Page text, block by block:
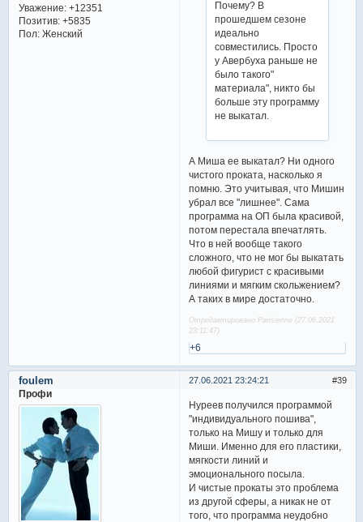
Уважение: +12351
Позитив: +5835
Пол:Женский
Почему? В
прошедшем сезоне
идеально
совместились. Просто
у Авербуха раньше не
было такого"
материала", никто бы
больше эту программу
не выкатал.
А Миша ее выкатал? Ни одного
чистого проката, насколько я
помню. Это учитывая, что Мишин
убрал все "лишнее". Сама
программа на ОП была красивой,
потом перестала впечатлять.
Что в ней вообще такого
сложного, что не мог бы выкатать
любой фигурист с красивыми
линиями и мягким скольжением?
А таких в мире достаточно.
Отредактировано Parisienne (27.06.2021
23:11:47)
+6
39
27.06.2021 23:24:21
foulem
Профи
Нуреев получился программой
"индивидуального пошива",
только на Мишу и только для
Миши. Именно для его пластики,
мягкости линий и
эмоционального посыла.
И чистые прокаты это проблема
из другой сферы, а никак не от
того, что программа неудобно